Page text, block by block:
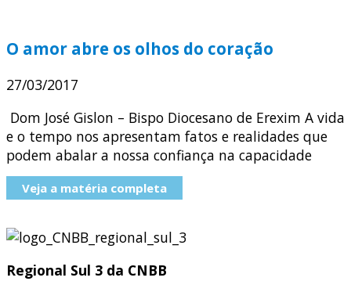
O amor abre os olhos do coração
27/03/2017
Dom José Gislon – Bispo Diocesano de Erexim A vida
e o tempo nos apresentam fatos e realidades que
podem abalar a nossa confiança na capacidade
Veja a matéria completa
Regional Sul 3 da CNBB